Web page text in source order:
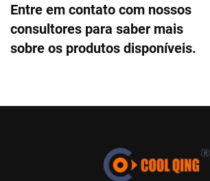
Entre em contato com nossos
consultores para saber mais
sobre os produtos disponíveis.